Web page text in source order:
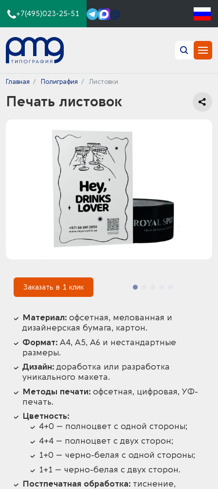
+7(495)023-25-51 @
Главная Полиграфия Листовки
Печать листовок
Заказать в 1 клик
Материал: офсетная, мелованная и
дизайнерская бумага, картон.
Формат: А4, А5, А6 и нестандартные
размеры.
Дизайн: доработка или разработка
уникального макета.
Методы печати: офсетная, цифровая, УФ-
печать.
Цветность:
4+0 — полноцвет с одной стороны;
4+4 — полноцвет с двух сторон;
1+0 — черно-белая с одной стороны;
1+1 — черно-белая с двух сторон.
Постпечатная обработка: тиснение,